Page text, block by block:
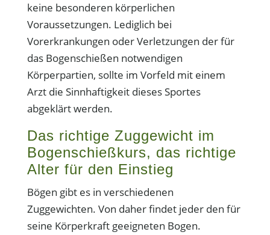
keine besonderen körperlichen
Voraussetzungen. Lediglich bei
Vorerkrankungen oder Verletzungen der für
das Bogenschießen notwendigen
Körperpartien, sollte im Vorfeld mit einem
Arzt die Sinnhaftigkeit dieses Sportes
abgeklärt werden.
Das richtige Zuggewicht im
Bogenschießkurs, das richtige
Alter für den Einstieg
Bögen gibt es in verschiedenen
Zuggewichten. Von daher findet jeder den für
seine Körperkraft geeigneten Bogen.